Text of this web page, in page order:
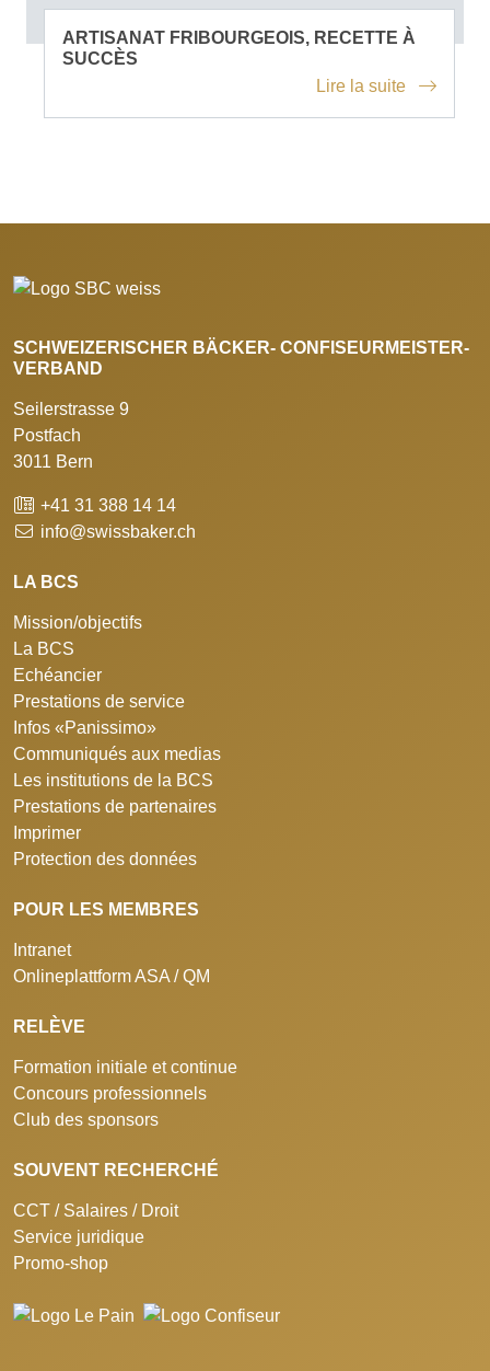
ARTISANAT FRIBOURGEOIS, RECETTE À
SUCCÈS
Lire la suite
SCHWEIZERISCHER BÄCKER- CONFISEURMEISTER-
VERBAND
Seilerstrasse 9
Postfach
3011 Bern
+41 31 388 14 14
info@swissbaker.ch
LA BCS
Mission/objectifs
La BCS
Echéancier
Prestations de service
Infos «Panissimo»
Communiqués aux medias
Les institutions de la BCS
Prestations de partenaires
Imprimer
Protection des données
POUR LES MEMBRES
Intranet
Onlineplattform ASA / QM
RELÈVE
Formation initiale et continue
Concours professionnels
Club des sponsors
SOUVENT RECHERCHÉ
CCT / Salaires / Droit
Service juridique
Promo-shop